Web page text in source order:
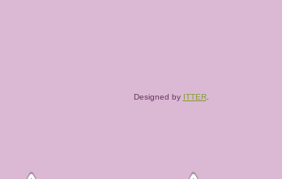
Designed by ITTER.